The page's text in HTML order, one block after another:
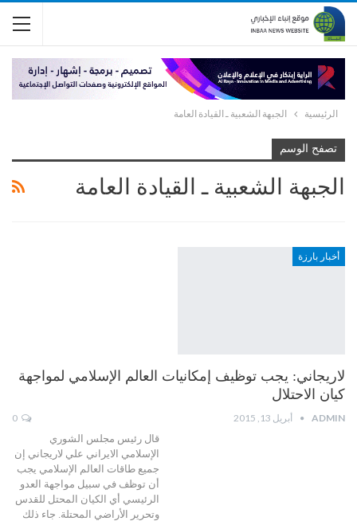
الرئيسية الجبهة الشعبية ـ القيادة العامة
تصفح الوسم
الجبهة الشعبية ـ القيادة العامة
أخبار بارزة
لاريجاني: يجب توظيف إمكانيات العالم الإسلامي لمواجهة
كيان الاحتلال
ADMIN أبريل 13, 2015
قال رئيس مجلس الشوري
الإسلامي الايراني علي لاريجاني إن
جميع طاقات العالم الإسلامي يجب
أن توظف في سبيل مواجهة العدو
الرئيسي أي الكيان المحتل للقدس
وتحرير الأراضي المحتلة. جاء ذلك